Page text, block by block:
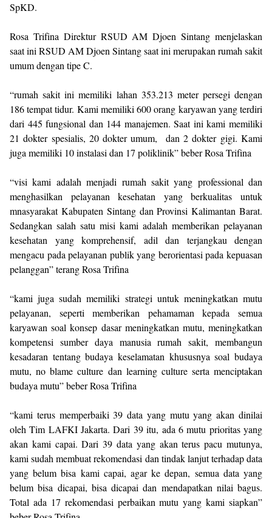
SpKD.
Rosa Trifina Direktur RSUD AM Djoen Sintang menjelaskan
saat ini RSUD AM Djoen Sintang saat ini merupakan rumah sakit
umum dengan tipe C.
“rumah sakit ini memiliki lahan 353.213 meter persegi dengan
186 tempat tidur. Kami memiliki 600 orang karyawan yang terdiri
dari 445 fungsional dan 144 manajemen. Saat ini kami memiliki
21 dokter spesialis, 20 dokter umum, dan 2 dokter gigi. Kami
juga memiliki 10 instalasi dan 17 poliklinik” beber Rosa Trifina
“visi kami adalah menjadi rumah sakit yang professional dan
menghasilkan pelayanan kesehatan yang berkualitas untuk
mnasyarakat Kabupaten Sintang dan Provinsi Kalimantan Barat.
Sedangkan salah satu misi kami adalah memberikan pelayanan
kesehatan yang komprehensif, adil dan terjangkau dengan
mengacu pada pelayanan publik yang berorientasi pada kepuasan
pelanggan” terang Rosa Trifina
“kami juga sudah memiliki strategi untuk meningkatkan mutu
pelayanan, seperti memberikan pehamaman kepada semua
karyawan soal konsep dasar meningkatkan mutu, meningkatkan
kompetensi sumber daya manusia rumah sakit, membangun
kesadaran tentang budaya keselamatan khususnya soal budaya
mutu, no blame culture dan learning culture serta menciptakan
budaya mutu” beber Rosa Trifina
“kami terus memperbaiki 39 data yang mutu yang akan dinilai
oleh Tim LAFKI Jakarta. Dari 39 itu, ada 6 mutu prioritas yang
akan kami capai. Dari 39 data yang akan terus pacu mutunya,
kami sudah membuat rekomendasi dan tindak lanjut terhadap data
yang belum bisa kami capai, agar ke depan, semua data yang
belum bisa dicapai, bisa dicapai dan mendapatkan nilai bagus.
Total ada 17 rekomendasi perbaikan mutu yang kami siapkan”